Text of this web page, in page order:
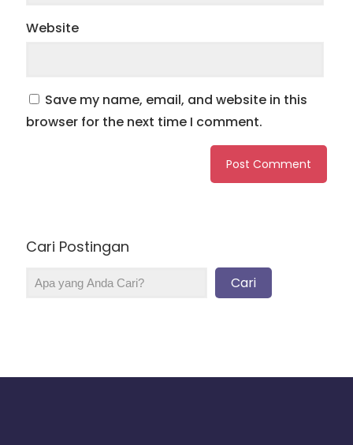
Website
Save my name, email, and website in this
browser for the next time I comment.
Cari Postingan
Cari